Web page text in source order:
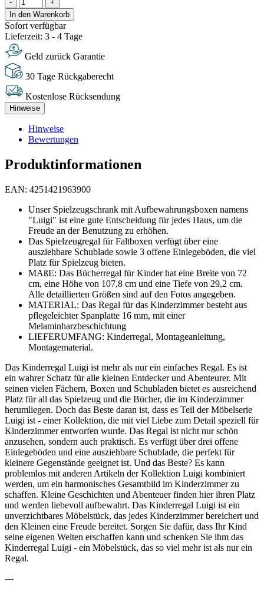
-
+
In den Warenkorb
Sofort verfügbar
Lieferzeit: 3 - 4 Tage
Geld zurück Garantie
30 Tage Rückgaberecht
Kostenlose Rücksendung
Hinweise
Hinweise
Bewertungen
Produktinformationen
EAN: 4251421963900
Unser Spielzeugschrank mit Aufbewahrungsboxen namens
"Luigi" ist eine gute Entscheidung für jedes Haus, um die
Freude an der Benutzung zu erhöhen.
Das Spielzeugregal für Faltboxen verfügt über eine
ausziehbare Schublade sowie 3 offene Einlegeböden, die viel
Platz für Spielzeug bieten.
MAßE: Das Bücherregal für Kinder hat eine Breite von 72
cm, eine Höhe von 107,8 cm und eine Tiefe von 29,2 cm.
Alle detaillierten Größen sind auf den Fotos angegeben.
MATERIAL: Das Regal für das Kinderzimmer besteht aus
pflegeleichter Spanplatte 16 mm, mit einer
Melaminharzbeschichtung
LIEFERUMFANG: Kinderregal, Montageanleitung,
Montagematerial.
Das Kinderregal Luigi ist mehr als nur ein einfaches Regal. Es ist
ein wahrer Schatz für alle kleinen Entdecker und Abenteurer. Mit
seinen vielen Fächern, Boxen und Schubladen bietet es ausreichend
Platz für all das Spielzeug und die Bücher, die im Kinderzimmer
herumliegen. Doch das Beste daran ist, dass es Teil der Möbelserie
Luigi ist - einer Kollektion, die mit viel Liebe zum Detail speziell für
Kinderzimmer entworfen wurde. Das Regal ist nicht nur schön
anzusehen, sondern auch praktisch. Es verfügt über drei offene
Einlegeböden und eine ausziehbare Schublade, die perfekt für
kleinere Gegenstände geeignet ist. Und das Beste? Es kann
problemlos mit anderen Artikeln der Kollektion Luigi kombiniert
werden, um ein harmonisches Gesamtbild im Kinderzimmer zu
schaffen. Kleine Geschichten und Abenteuer finden hier ihren Platz
und werden liebevoll aufbewahrt. Das Kinderregal Luigi ist ein
unverzichtbares Möbelstück, das jedes Kinderzimmer bereichert und
den Kleinen eine Freude bereitet. Sorgen Sie dafür, dass Ihr Kind
seine eigenen Welten erschaffen kann und schenken Sie ihm das
Kinderregal Luigi - ein Möbelstück, das so viel mehr ist als nur ein
Regal.
---